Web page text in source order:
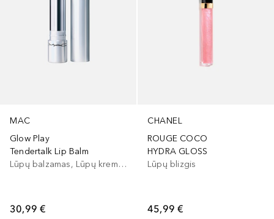
MAC
Glow Play
Tendertalk Lip Balm
Lūpų balzamas, Lūpų kremas
30,99 €
CHANEL
ROUGE COCO
HYDRA GLOSS
Lūpų blizgis
45,99 €